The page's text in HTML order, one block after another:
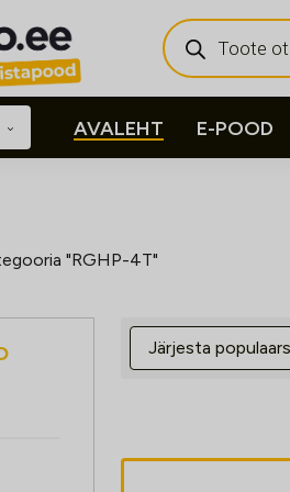
Products
search
AVALEHT E-POOD
"RGHP-4T"